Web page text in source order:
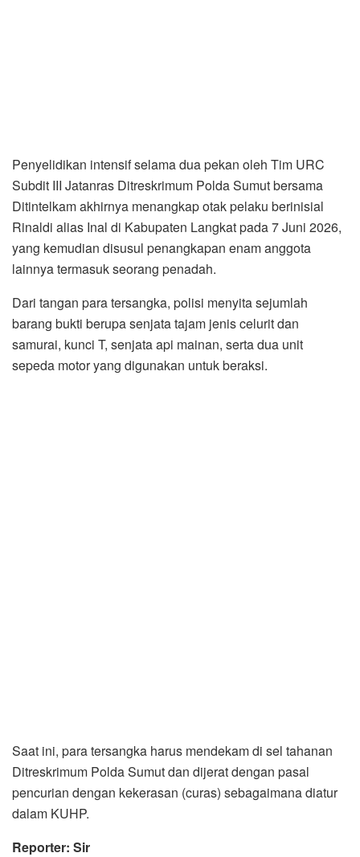
Penyelidikan intensif selama dua pekan oleh Tim URC
Subdit III Jatanras Ditreskrimum Polda Sumut bersama
Ditintelkam akhirnya menangkap otak pelaku berinisial
Rinaldi alias Inal di Kabupaten Langkat pada 7 Juni 2026,
yang kemudian disusul penangkapan enam anggota
lainnya termasuk seorang penadah.
Dari tangan para tersangka, polisi menyita sejumlah
barang bukti berupa senjata tajam jenis celurit dan
samurai, kunci T, senjata api mainan, serta dua unit
sepeda motor yang digunakan untuk beraksi.
Saat ini, para tersangka harus mendekam di sel tahanan
Ditreskrimum Polda Sumut dan dijerat dengan pasal
pencurian dengan kekerasan (curas) sebagaimana diatur
dalam KUHP.
Reporter: Sir